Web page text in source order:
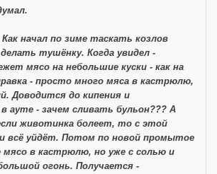
начал по зиме таскать козлов
тушёнку. Когда увидел -
мясо на небольшие куски - как на
- просто много мяса в кастрюлю,
Доводится до кипения и
ауте - зачем сливать бульон??? А
животинка болеет, то с этой
всё уйдёт. Потом по новой промытое
мясо в кастрюлю, но уже с солью и
огонь. Получается -